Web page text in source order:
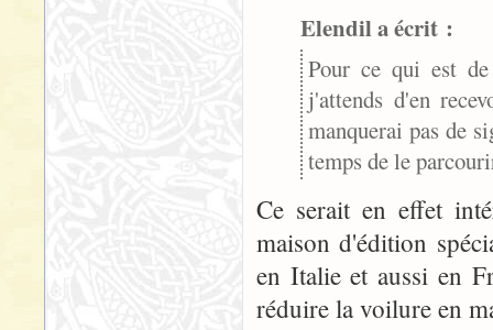
Elendil a écrit :
Pour ce qui est
j'attends d'en
manquerai pas de
temps de le
Ce serait en effet
maison d'édition
en Italie et aussi en
réduire la voilure en